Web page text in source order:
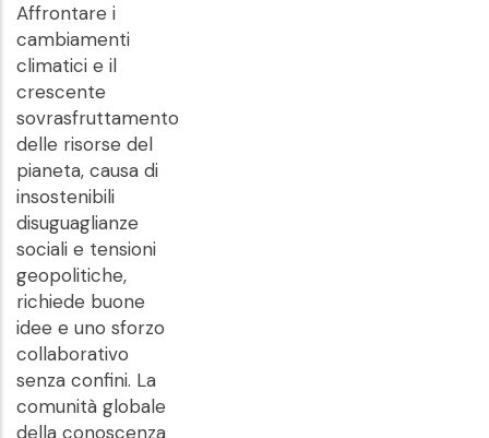
Affrontare i
cambiamenti
climatici e il
crescente
sovrasfruttamento
delle risorse del
pianeta, causa di
insostenibili
disuguaglianze
sociali e tensioni
geopolitiche,
richiede buone
idee e uno sforzo
collaborativo
senza confini. La
comunità globale
della conoscenza